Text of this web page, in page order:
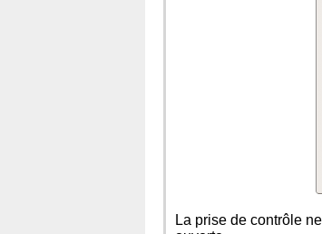
La prise de contrôle